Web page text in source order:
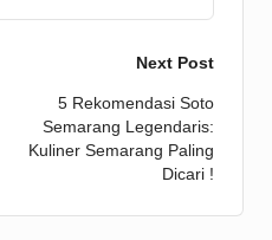
Next Post
5 Rekomendasi Soto
Semarang Legendaris:
Kuliner Semarang Paling
Dicari !